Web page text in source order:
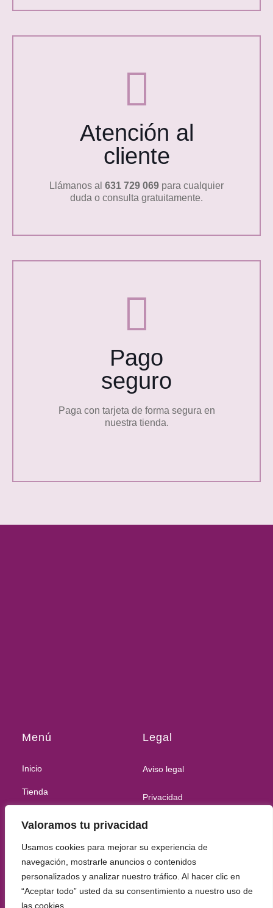
Valoramos tu privacidad
Usamos cookies para mejorar su experiencia de
navegación, mostrarle anuncios o contenidos
personalizados y analizar nuestro tráfico. Al hacer clic en
“Aceptar todo” usted da su consentimiento a nuestro uso de
las cookies.
Atención al
cliente
Llámanos al 631 729 069 para cualquier
duda o consulta gratuitamente.
Pago
seguro
Paga con tarjeta de forma segura en
nuestra tienda.
Menú
Inicio
Tienda
Contacto
Legal
Aviso legal
Privacidad
Cookies
Devoluciones
Accesibilidad